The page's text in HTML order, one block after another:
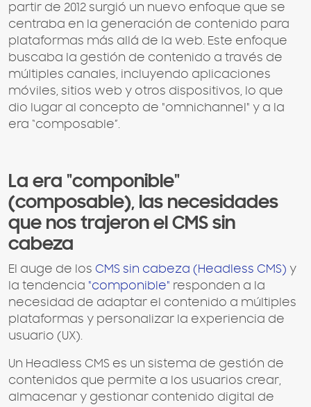
partir de 2012 surgió un nuevo enfoque que se
centraba en la generación de contenido para
plataformas más allá de la web. Este enfoque
buscaba la gestión de contenido a través de
múltiples canales, incluyendo aplicaciones
móviles, sitios web y otros dispositivos, lo que
dio lugar al concepto de "omnichannel" y a la
era “composable”.
La era "componible"
(composable), las necesidades
que nos trajeron el CMS sin
cabeza
El auge de los CMS sin cabeza (Headless CMS) y
la tendencia "componible" responden a la
necesidad de adaptar el contenido a múltiples
plataformas y personalizar la experiencia de
usuario (UX).
Un Headless CMS es un sistema de gestión de
contenidos que permite a los usuarios crear,
almacenar y gestionar contenido digital de